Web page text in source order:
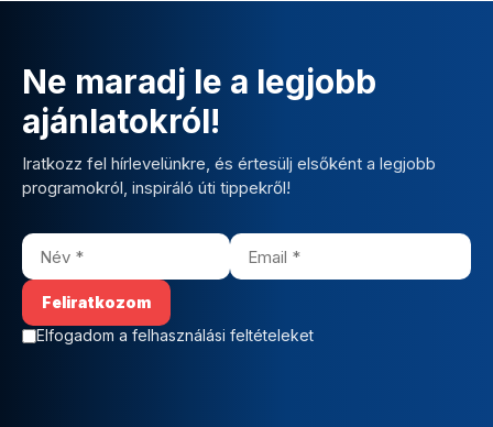
Ne maradj le a legjobb
ajánlatokról!
Iratkozz fel hírlevelünkre, és értesülj elsőként a legjobb
programokról, inspiráló úti tippekről!
Elfogadom a felhasználási feltételeket